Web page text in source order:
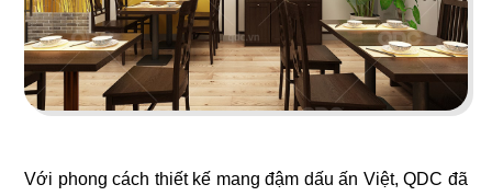
Với phong cách thiết kế mang đậm dấu ấn Việt, QDC đã
55
PHƯƠNG MINH GARDEN
Dessert & Bistro Cafe
56
TEMUJIN
Nhà hàng Hàn Quốc